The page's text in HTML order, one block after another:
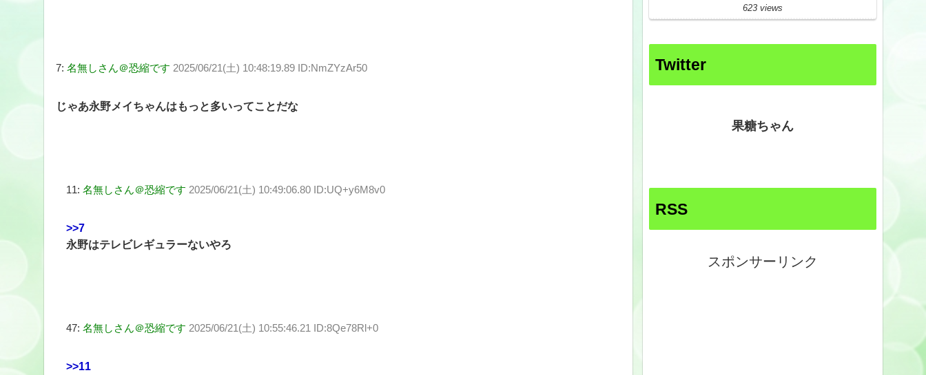
7: 名無しさん＠恐縮です 2025/06/21(土) 10:48:19.89 ID:NmZYzAr50
じゃあ永野メイちゃんはもっと多いってことだな
11: 名無しさん＠恐縮です 2025/06/21(土) 10:49:06.80 ID:UQ+y6M8v0
>>7
永野はテレビレギュラーないやろ
47: 名無しさん＠恐縮です 2025/06/21(土) 10:55:46.21 ID:8Qe78Rl+0
>>11
623 views
Twitter
果糖ちゃん
RSS
スポンサーリンク